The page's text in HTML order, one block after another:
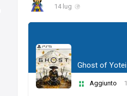
14 lug
Ghost of Yotei
Aggiunto